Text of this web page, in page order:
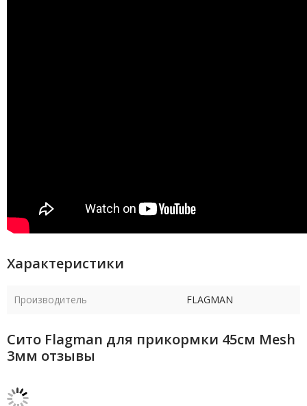
Характеристики
Производитель FLAGMAN
Сито Flagman для прикормки 45см Mesh
3мм отзывы